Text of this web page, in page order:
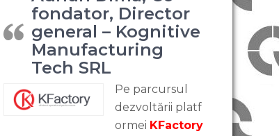
fondator, Director
general – Kognitive
Manufacturing
Tech SRL
Pe parcursul
dezvoltării platf
ormei KFactory